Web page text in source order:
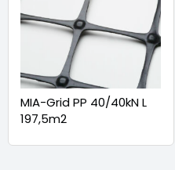
MIA-Grid PP 40/40kN L
197,5m2